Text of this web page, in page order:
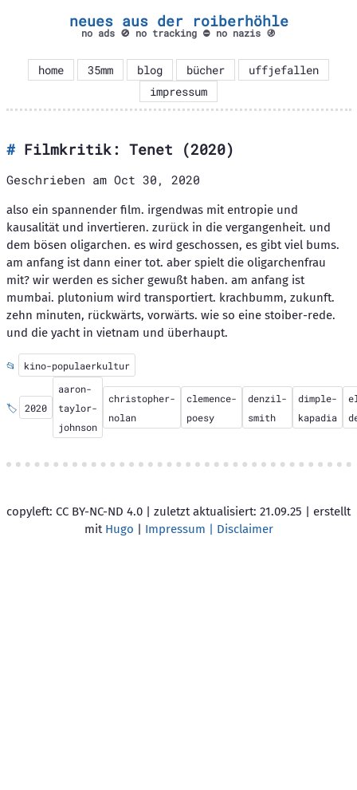
neues aus der roiberhöhle
no ads 🚫 no tracking ⛔ no nazis 🚯
home 35mm blog bücher
uffjefallen
impressum
Filmkritik: Tenet (2020)
Geschrieben am Oct 30, 2020
also ein spannender film. irgendwas mit entropie und
kausalität und invertieren. zurück in die vergangenheit. und
dem bösen oligarchen. es wird geschossen, es gibt viel bums.
am anfang ist dann einer tot. aber spielt die oligarchenfrau
mit? wir werden es sicher gewußt haben. am anfang ist
mumbai. plutonium wird transportiert. krachbumm, zukunft.
zehn minuten, rückwärts, vorwärts. wie so eine stoiber-rede.
und die yacht in vietnam und überhaupt.
📂 kino-populaerkultur
🏷️ 2020
aaron-
taylor-
johnson
christopher-
nolan
clemence-
poesy
denzil-
smith
dimple-
kapadia
copyleft: CC BY-NC-ND 4.0 | zuletzt aktualisiert: 21.09.25 | erstellt
mit Hugo Impressum | Disclaimer